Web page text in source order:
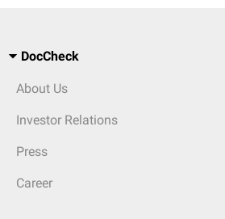
DocCheck
About Us
Investor Relations
Press
Career